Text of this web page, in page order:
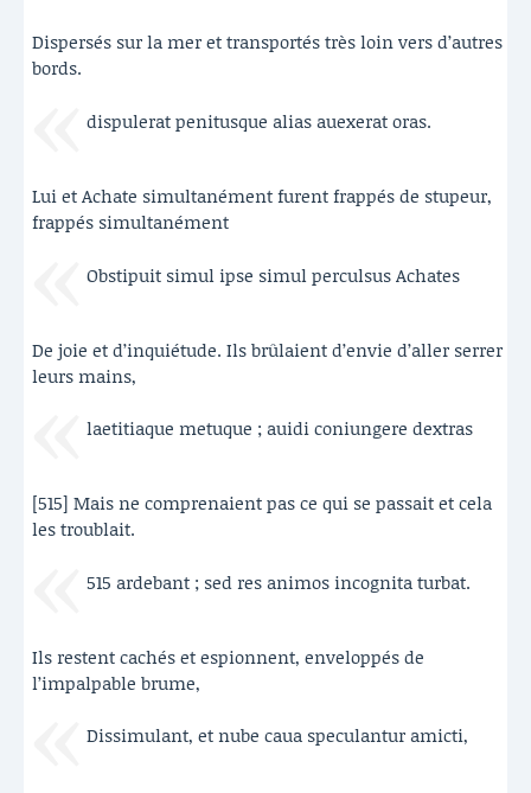
Dispersés sur la mer et transportés très loin vers d’autres
bords.
dispulerat penitusque alias auexerat oras.
Lui et Achate simultanément furent frappés de stupeur,
frappés simultanément
Obstipuit simul ipse simul perculsus Achates
De joie et d’inquiétude. Ils brûlaient d’envie d’aller serrer
leurs mains,
laetitiaque metuque ; auidi coniungere dextras
[515] Mais ne comprenaient pas ce qui se passait et cela
les troublait.
515 ardebant ; sed res animos incognita turbat.
Ils restent cachés et espionnent, enveloppés de
l’impalpable brume,
Dissimulant, et nube caua speculantur amicti,